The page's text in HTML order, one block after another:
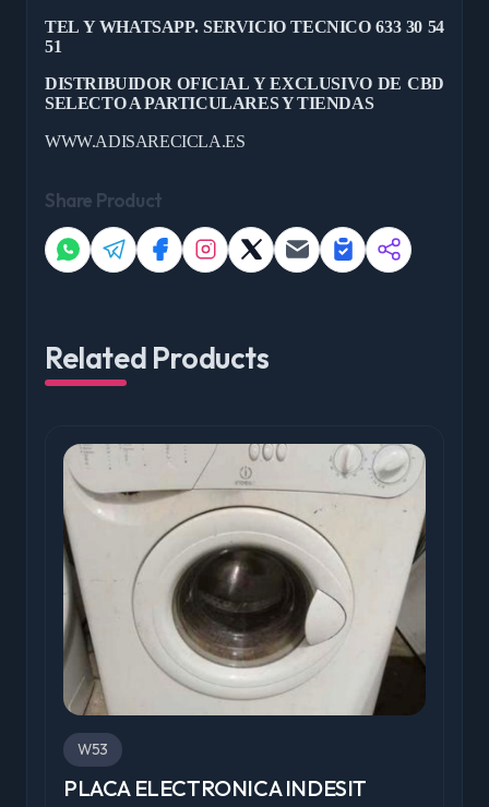
TEL Y WHATSAPP. SERVICIO TECNICO 633 30 54
51
DISTRIBUIDOR OFICIAL Y EXCLUSIVO DE CBD
SELECTO A PARTICULARES Y TIENDAS
WWW.ADISARECICLA.ES
Share Product
Related Products
W53
PLACA ELECTRONICA INDESIT